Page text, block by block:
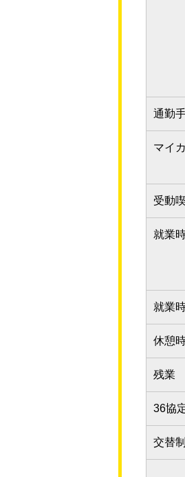
通勤
マイ
受動
就業
就業
休憩
残業
36協
交替制